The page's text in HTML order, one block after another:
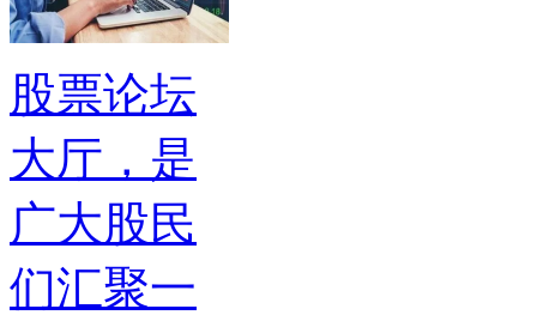
股票论坛
大厅，是
广大股民
们汇聚一